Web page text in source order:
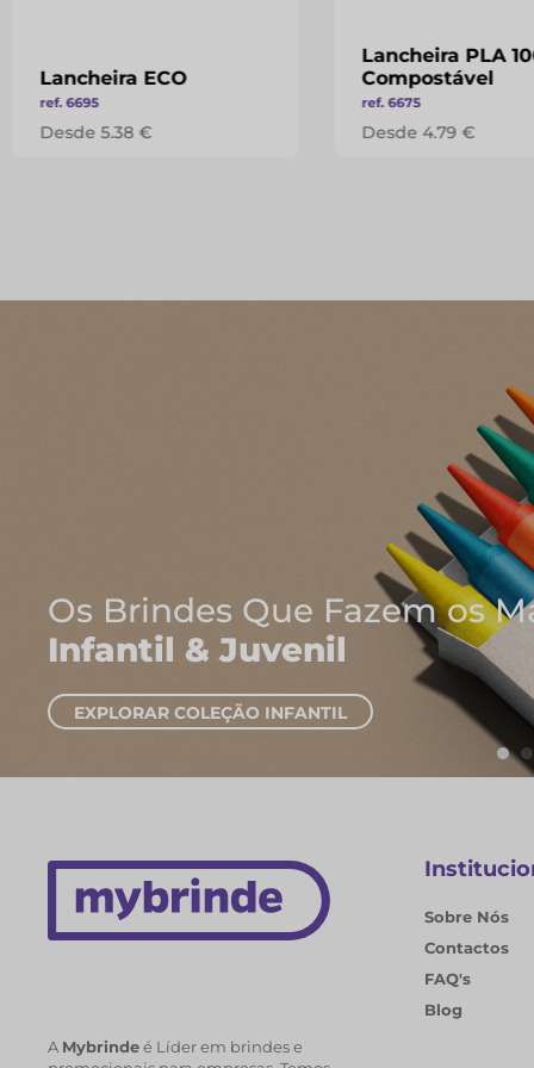
Lancheira ECO
ref. 6695
Desde 5.38 €
Lancheira PLA
Compostável
ref. 6675
Desde 4.79 €
Onde Nascem As Melhores
Cadernos e Blocos de
EXPLORAR CADERNOS
A Mybrindeé Líder em brindes e
Sobre Nós
Contactos
FAQ's
Blog